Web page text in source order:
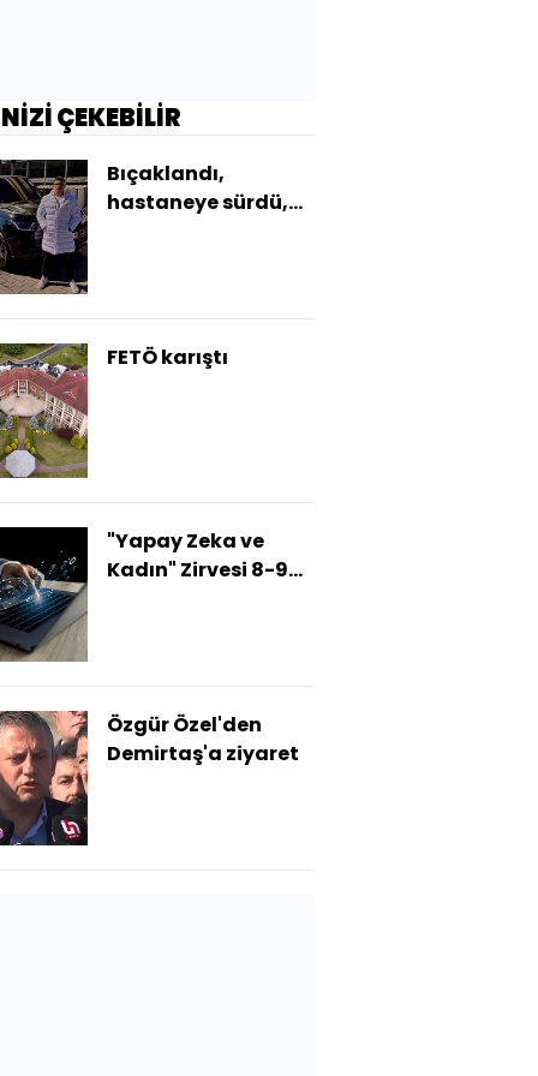
ÇEKEBİLİR
Bıçaklandı,
hastaneye sürdü,
FETÖ karıştı
"Yapay Zeka ve
Kadın" Zirvesi 8-9
Özgür Özel'den
Demirtaş'a ziyaret